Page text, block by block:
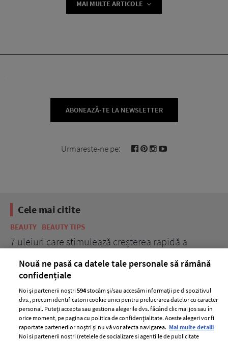
MAI MULTE ARTICOLE
ABONEAZĂ-TE LA NEWSLETTER
Urmareste-ne pe:
Cele mai citite
BEAUTY BEAUTY TIPS
7 uleiuri care stimulează creșterea rapidă a
Nouă ne pasă ca datele tale personale să rămână
confidențiale
Noi și partenerii noștri594stocăm și/sau accesăm informații pe dispozitivul
dvs., precum identificatorii cookie unici pentru prelucrarea datelor cu caracter
personal. Puteți accepta sau gestiona alegerile dvs. făcând clic mai jos sau în
orice moment, pe pagina cu politica de confidențialitate. Aceste alegeri vor fi
raportate partenerilor noștri și nu vă vor afecta navigarea. Mai multe detalii
Noi si partenerii nostri (retelele de socializare si agentiile de publicitate